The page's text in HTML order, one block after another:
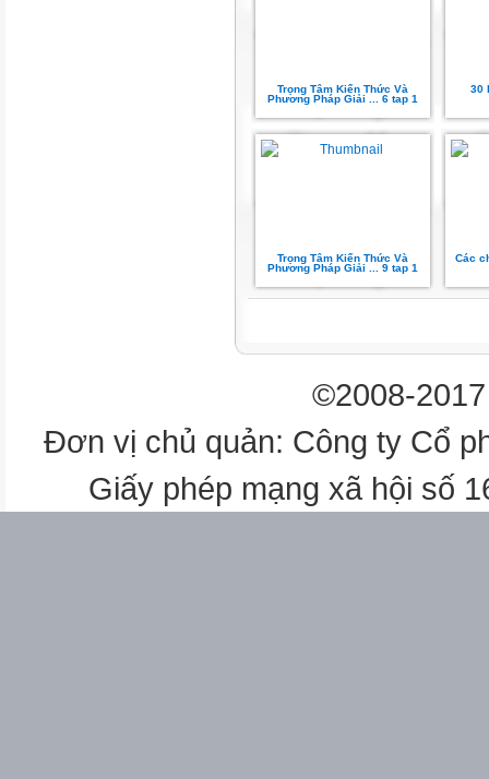
2
2. (a  b)  a  2ab  b
3
2
Trọng Tâm Kiến Thức Và
Phương Pháp Giải ... 6 tap 1
30
Trọng Tâm Kiến Thức Và
Phương Pháp Giải ... 9 tap 1
Các
©2008-
Đơn vị chủ quản: Công ty Cổ
Giấy phép mạng xã hội số